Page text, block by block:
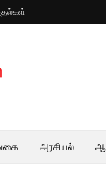
அரசியல்